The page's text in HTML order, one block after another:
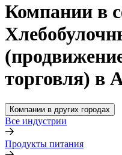
Компании в
торговля) в
Компании в других городах
Все индустрии
Продукты питания